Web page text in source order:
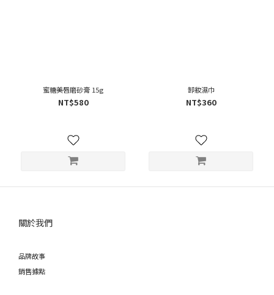
蜜糖美唇磨砂膏 15g
NT$580
卸妝濕巾
NT$360
關於我們
品牌故事
銷售據點